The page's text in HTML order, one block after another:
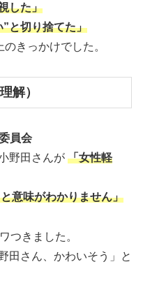
した」
と切り捨てた」
きっかけでした。
解）
員会
野田さんが 「女性軽
意味がわかりません」
つきました。
田さん、かわいそう」と